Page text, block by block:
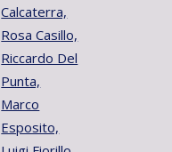
Calcaterra,
Rosa Casillo,
Riccardo Del
Punta,
Marco
Esposito,